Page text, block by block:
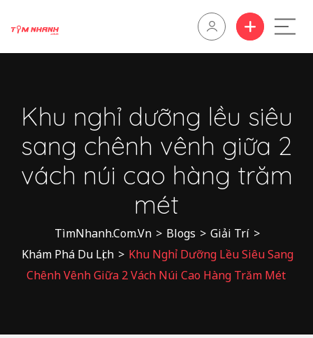
Khu nghỉ dưỡng lều siêu
sang chênh vênh giữa 2
vách núi cao hàng trăm
mét
TìmNhanh.Com.Vn > Blogs > Giải Trí >
Khám Phá Du Lịch > Khu Nghỉ Dưỡng Lều Siêu Sang
Chênh Vênh Giữa 2 Vách Núi Cao Hàng Trăm Mét